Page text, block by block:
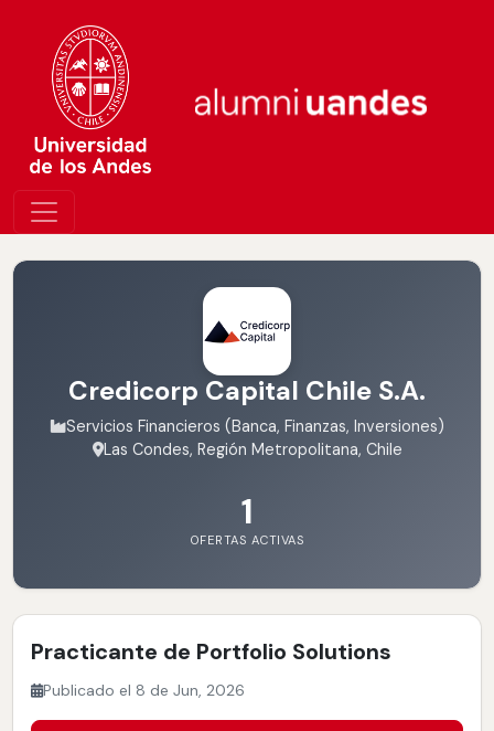
Credicorp Capital Chile S.A.
Servicios Financieros (Banca, Finanzas, Inversiones)
Las Condes, Región Metropolitana, Chile
1
OFERTAS ACTIVAS
Practicante de Portfolio Solutions
Publicado el 8 de Jun, 2026